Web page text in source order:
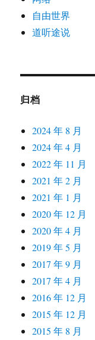
自由世界
道听途说
归档
2024 年 8 月
2024 年 4 月
2022 年 11 月
2021 年 2 月
2021 年 1 月
2020 年 12 月
2020 年 4 月
2019 年 5 月
2017 年 9 月
2017 年 4 月
2016 年 12 月
2015 年 12 月
2015 年 8 月